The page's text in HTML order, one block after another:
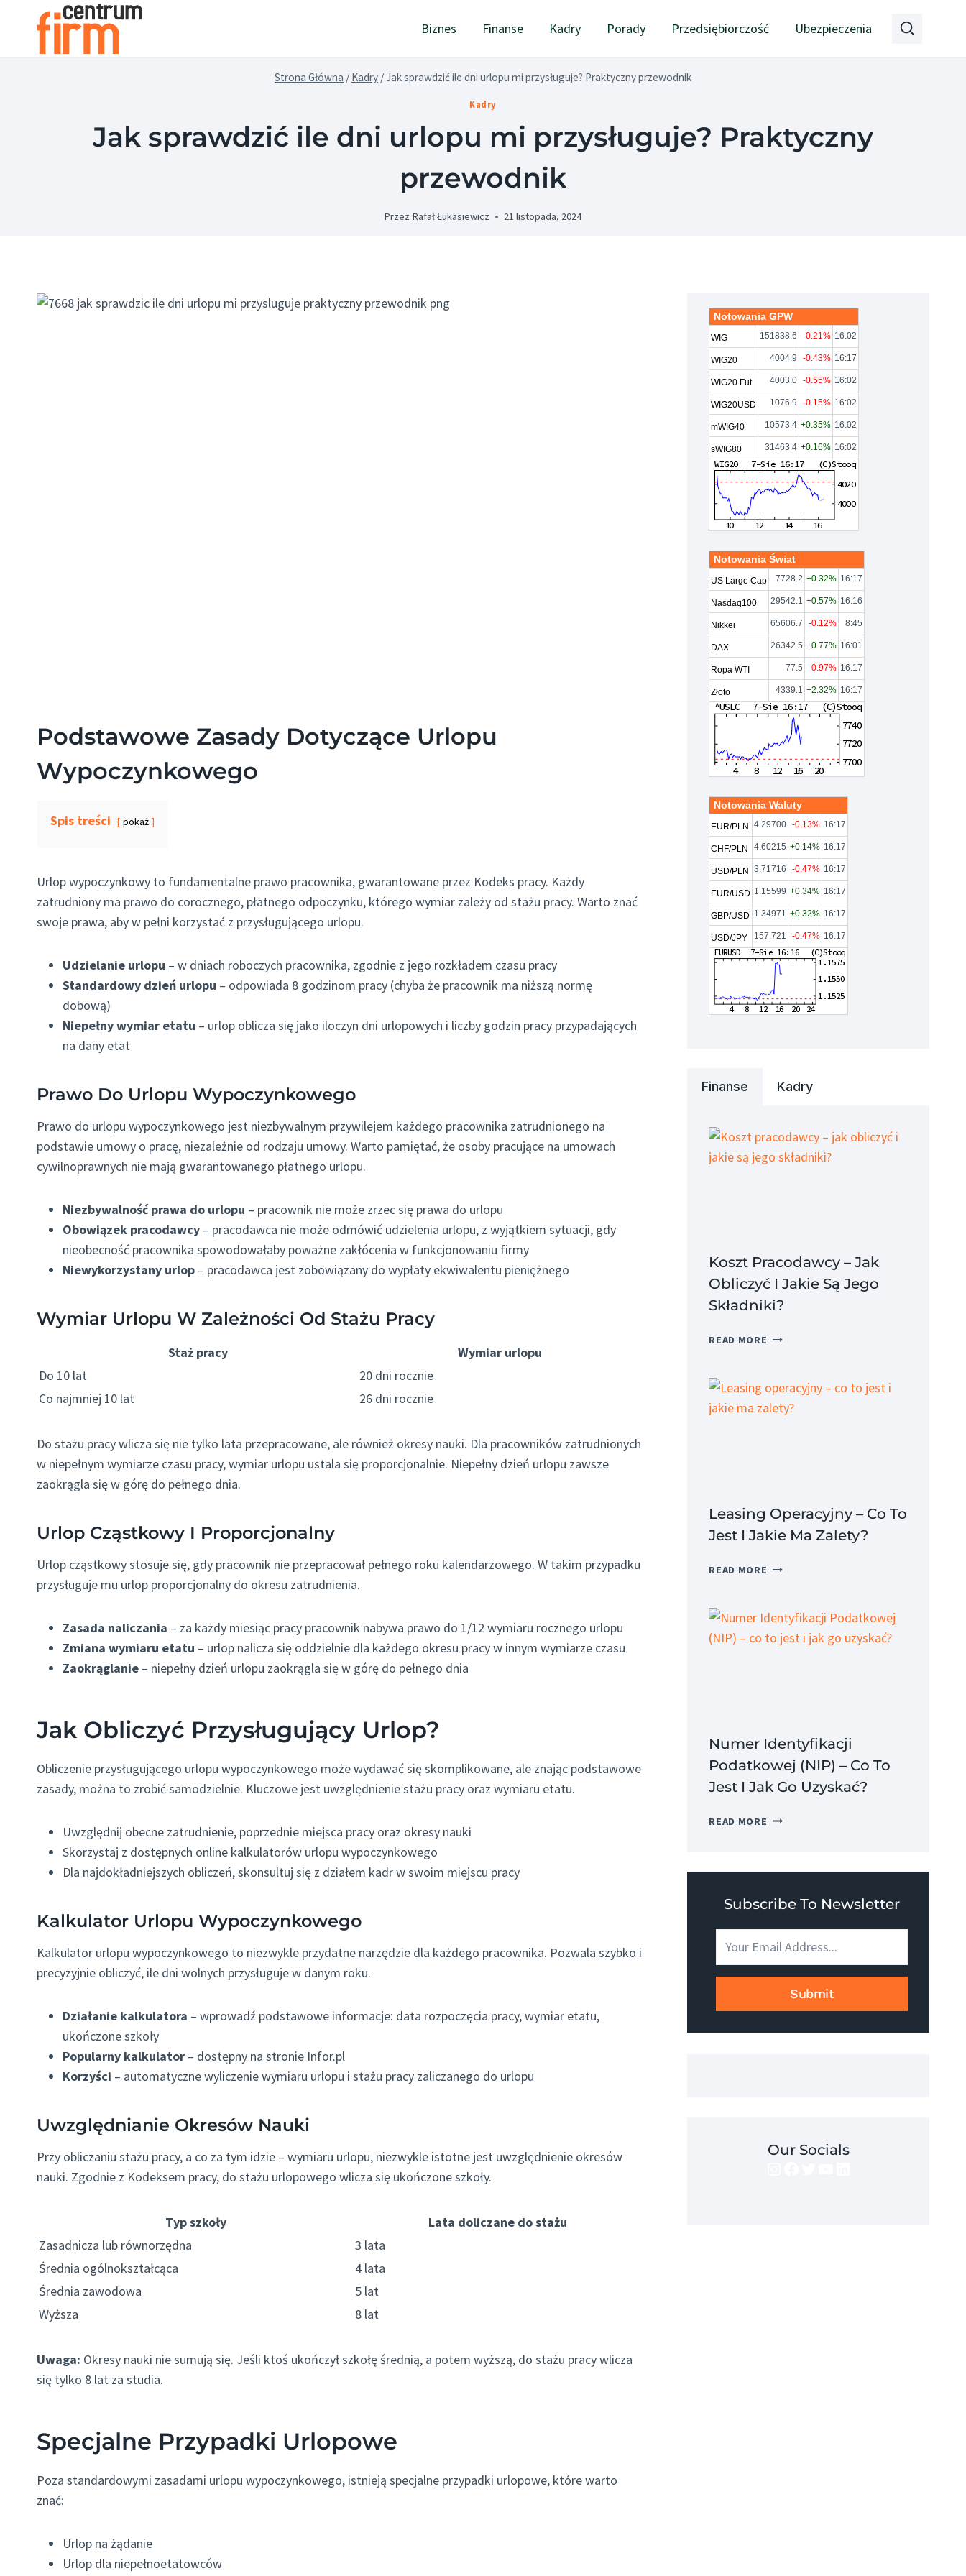
Biznes Finanse Kadry Porady Przedsiębiorczość Ubezpieczenia
Strona Główna / Kadry /Jak sprawdzić ile dni urlopu mi przysługuje? Praktyczny przewodnik
Kadry
Jak sprawdzić ile dni urlopu mi przysługuje? Praktyczny
przewodnik
Przez Rafał Łukasiewicz 21 listopada, 2024
Podstawowe Zasady Dotyczące Urlopu
Wypoczynkowego
Spis treści pokaż
Urlop wypoczynkowy to fundamentalne prawo pracownika, gwarantowane przez Kodeks pracy. Każdy
zatrudniony ma prawo do corocznego, płatnego odpoczynku, którego wymiar zależy od stażu pracy. Warto znać
swoje prawa, aby w pełni korzystać z przysługującego urlopu.
Udzielanie urlopu – w dniach roboczych pracownika, zgodnie z jego rozkładem czasu pracy
Standardowy dzień urlopu – odpowiada 8 godzinom pracy (chyba że pracownik ma niższą normę
dobową)
Niepełny wymiar etatu – urlop oblicza się jako iloczyn dni urlopowych i liczby godzin pracy przypadających
na dany etat
Prawo Do Urlopu Wypoczynkowego
Prawo do urlopu wypoczynkowego jest niezbywalnym przywilejem każdego pracownika zatrudnionego na
podstawie umowy o pracę, niezależnie od rodzaju umowy. Warto pamiętać, że osoby pracujące na umowach
cywilnoprawnych nie mają gwarantowanego płatnego urlopu.
Niezbywalność prawa do urlopu – pracownik nie może zrzec się prawa do urlopu
Obowiązek pracodawcy – pracodawca nie może odmówić udzielenia urlopu, z wyjątkiem sytuacji, gdy
nieobecność pracownika spowodowałaby poważne zakłócenia w funkcjonowaniu firmy
Niewykorzystany urlop – pracodawca jest zobowiązany do wypłaty ekwiwalentu pieniężnego
Wymiar Urlopu W Zależności Od Stażu Pracy
Staż pracy
Wymiar urlopu
Do 10 lat
20 dni rocznie
Co najmniej 10 lat
26 dni rocznie
Do stażu pracy wlicza się nie tylko lata przepracowane, ale również okresy nauki. Dla pracowników zatrudnionych
w niepełnym wymiarze czasu pracy, wymiar urlopu ustala się proporcjonalnie. Niepełny dzień urlopu zawsze
zaokrągla się w górę do pełnego dnia.
Urlop Cząstkowy I Proporcjonalny
Urlop cząstkowy stosuje się, gdy pracownik nie przepracował pełnego roku kalendarzowego. W takim przypadku
przysługuje mu urlop proporcjonalny do okresu zatrudnienia.
Zasada naliczania – za każdy miesiąc pracy pracownik nabywa prawo do 1/12 wymiaru rocznego urlopu
Zmiana wymiaru etatu – urlop nalicza się oddzielnie dla każdego okresu pracy w innym wymiarze czasu
Zaokrąglanie – niepełny dzień urlopu zaokrągla się w górę do pełnego dnia
Jak Obliczyć Przysługujący Urlop?
Obliczenie przysługującego urlopu wypoczynkowego może wydawać się skomplikowane, ale znając podstawowe
zasady, można to zrobić samodzielnie. Kluczowe jest uwzględnienie stażu pracy oraz wymiaru etatu.
Uwzględnij obecne zatrudnienie, poprzednie miejsca pracy oraz okresy nauki
Skorzystaj z dostępnych online kalkulatorów urlopu wypoczynkowego
Dla najdokładniejszych obliczeń, skonsultuj się z działem kadr w swoim miejscu pracy
Kalkulator Urlopu Wypoczynkowego
Kalkulator urlopu wypoczynkowego to niezwykle przydatne narzędzie dla każdego pracownika. Pozwala szybko i
precyzyjnie obliczyć, ile dni wolnych przysługuje w danym roku.
Działanie kalkulatora – wprowadź podstawowe informacje: data rozpoczęcia pracy, wymiar etatu,
ukończone szkoły
Popularny kalkulator – dostępny na stronie Infor.pl
Korzyści – automatyczne wyliczenie wymiaru urlopu i stażu pracy zaliczanego do urlopu
Uwzględnianie Okresów Nauki
Przy obliczaniu stażu pracy, a co za tym idzie – wymiaru urlopu, niezwykle istotne jest uwzględnienie okresów
nauki. Zgodnie z Kodeksem pracy, do stażu urlopowego wlicza się ukończone szkoły.
Typ szkoły
Lata doliczane do stażu
Zasadnicza lub równorzędna
3 lata
Średnia ogólnokształcąca
4 lata
Średnia zawodowa
5 lat
Wyższa
8 lat
Uwaga: Okresy nauki nie sumują się. Jeśli ktoś ukończył szkołę średnią, a potem wyższą, do stażu pracy wlicza
się tylko 8 lat za studia.
Specjalne Przypadki Urlopowe
Poza standardowymi zasadami urlopu wypoczynkowego, istnieją specjalne przypadki urlopowe, które warto
znać:
Urlop na żądanie
Urlop dla niepełnoetatowców
Notowania GPW
WIG 151838.6 -0.21% 16:02
WIG20 4004.9 -0.43% 16:17
WIG20 Fut 4003.0 -0.55% 16:02
WIG20USD 1076.9 -0.15% 16:02
mWIG40 10573.4 +0.35% 16:02
sWIG80 31463.4 +0.16% 16:02
Notowania Świat
US Large Cap 7728.2 +0.32% 16:17
Nasdaq100 29542.1 +0.57% 16:16
Nikkei 65606.7 -0.12% 8:45
DAX 26342.5 +0.77% 16:01
Ropa WTI 77.5 -0.97% 16:17
Złoto 4339.1 +2.32% 16:17
Notowania Waluty
EUR/PLN 4.29700 -0.13% 16:17
CHF/PLN 4.60215 +0.14% 16:17
USD/PLN 3.71716 -0.47% 16:17
EUR/USD 1.15599 +0.34% 16:17
GBP/USD 1.34971 +0.32% 16:17
USD/JPY 157.721 -0.47% 16:17
Finanse Kadry
Koszt Pracodawcy – Jak
Obliczyć I Jakie Są Jego
Składniki?
READ MORE KOSZT
JAK
OBLICZYĆ
Leasing Operacyjny – Co To
Jest I Jakie Ma Zalety?
READ MORE LEASING
CO
TO
JEST
Numer Identyfikacji
Podatkowej (NIP) – Co To
Jest I Jak Go Uzyskać?
READ MORE NUMER
CO
JEST
I
JAK
UZYSKAĆ?
Subscribe To Newsletter
Submit
Our Socials